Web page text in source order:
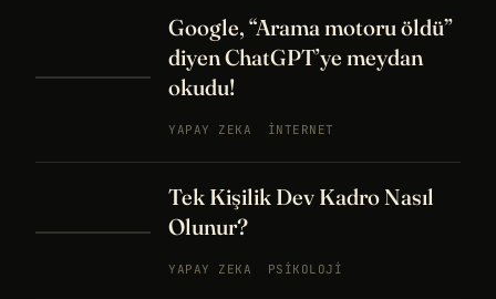
Google, “Arama motoru öldü”
diyen ChatGPT’ye meydan
okudu!
YAPAY ZEKA İNTERNET
Tek Kişilik Dev Kadro Nasıl
Olunur?
YAPAY ZEKA PSIKOLOJI